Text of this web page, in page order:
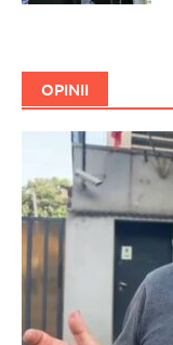
OPINII